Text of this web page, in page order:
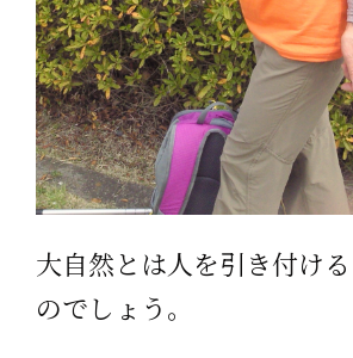
大自然とは人を引き付け
のでしょう。